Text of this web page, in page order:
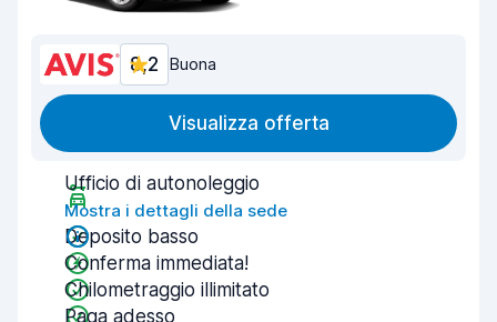
8,2 Buona
Visualizza offerta
Ufficio di autonoleggio
Mostra i dettagli della sede
Deposito basso
Conferma immediata!
Chilometraggio illimitato
Paga adesso